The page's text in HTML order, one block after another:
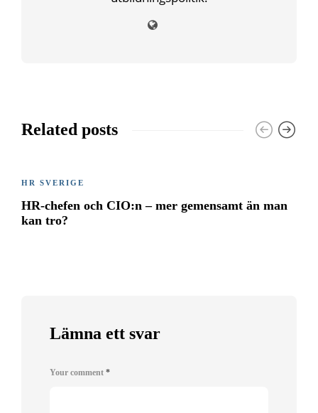
Related posts
HR SVERIGE
HR-chefen och CIO:n – mer gemensamt än man
kan tro?
Lämna ett svar
Your comment *